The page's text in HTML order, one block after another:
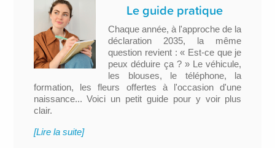
Le guide pratique
Chaque année, à l'approche de la
déclaration 2035, la même
question revient : « Est-ce que je
peux déduire ça ? » Le véhicule,
les blouses, le téléphone, la
formation, les fleurs offertes à l'occasion d'une
naissance... Voici un petit guide pour y voir plus
clair.
[Lire la suite]